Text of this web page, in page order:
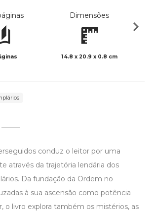
Dimensões
14.8 x 20.9 x 0.8 cm
conduz o leitor por uma
através da trajetória lendária dos
Da fundação da Ordem no
à sua ascensão como potência
o livro explora também os mistérios, as